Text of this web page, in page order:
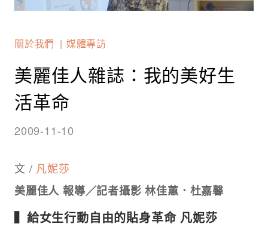
關於我們 媒體專訪
美麗佳人雜誌：我的美好生
活革命
2009-11-10
文 / 凡妮莎
美麗佳人 報導／記者攝影 林佳蕙 ． 杜嘉馨
▍給女生行動自由的貼身革命 凡妮莎